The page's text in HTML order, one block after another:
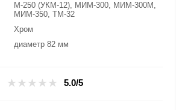
М-250 (УКМ-12), МИМ-300, МИМ-300М,
МИМ-350, ТМ-32
Хром
диаметр 82 мм
5.0/5